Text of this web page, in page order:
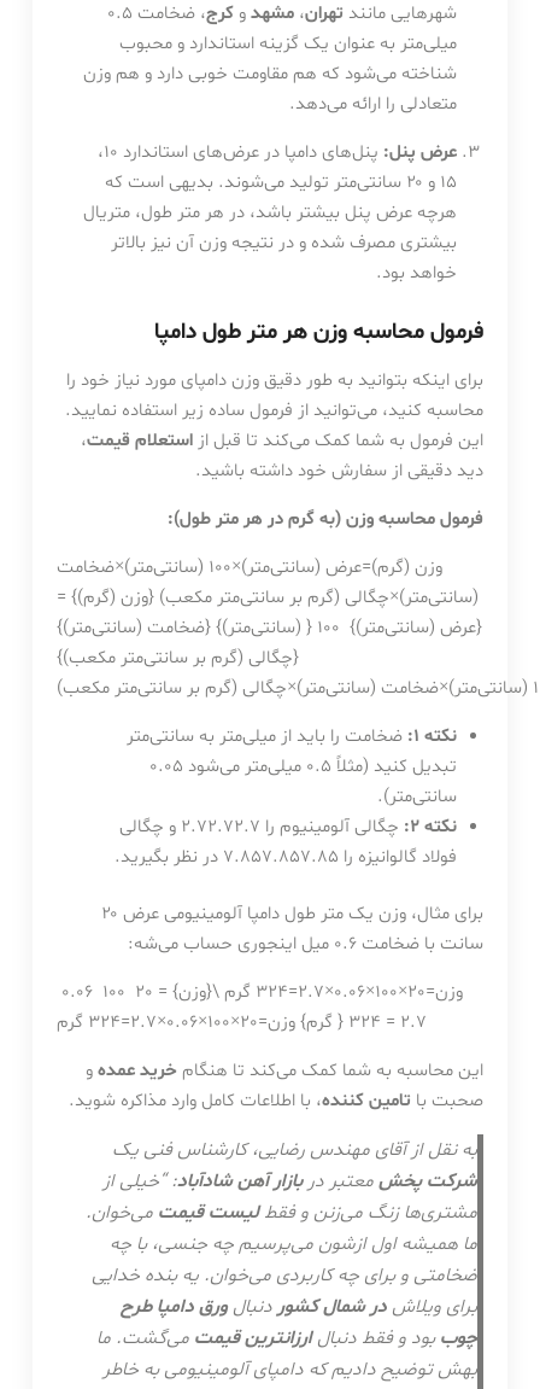
شهرهایی مانند تهران،مشهدوکرج
، ضخامت ۰.۵
میلی‌متر به عنوان یک گزینه استاندارد و محبوب
شناخته می‌شود که هم مقاومت خوبی دارد و هم وزن
متعادلی را ارائه می‌دهد.
عرض پنل:
پنل‌های دامپا در عرض‌های استاندارد ۱۰،
۱۵ و ۲۰ سانتی‌متر تولید می‌شوند. بدیهی است که
هرچه عرض پنل بیشتر باشد، در هر متر طول، متریال
بیشتری مصرف شده و در نتیجه وزن آن نیز بالاتر
خواهد بود.
فرمول محاسبه وزن هر متر طول دامپا
برای اینکه بتوانید به طور دقیق وزن دامپای مورد نیاز خود را
محاسبه کنید، می‌توانید از فرمول ساده زیر استفاده نمایید.
این فرمول به شما کمک می‌کند تا قبل از استعلام قیمت،
دید دقیقی از سفارش خود داشته باشید.
فرمول محاسبه وزن (به گرم در هر متر طول):
وزن (گرم)=عرض (سانتی‌متر)×100 (سانتی‌متر)×ضخامت
(سانتی‌متر)×چگالی (گرم بر سانتی‌متر مکعب) {وزن (گرم)} =
{عرض (سانتی‌متر)} 100 { (سانتی‌متر)} {ضخامت (سانتی‌متر)}
{چگالی (گرم بر سانتی‌متر مکعب)}
(سانتی‌متر)×ضخامت (سانتی‌متر)×چگالی (گرم بر سانتی‌متر مکعب)
نکته ۱:
ضخامت را باید از میلی‌متر به سانتی‌متر
تبدیل کنید (مثلاً ۰.۵ میلی‌متر می‌شود ۰.۰۵
سانتی‌متر).
نکته ۲:
چگالی آلومینیوم را 2.72.72.7
و چگالی
فولاد گالوانیزه را
7.857.857.85 در نظر بگیرید.
برای مثال، وزن یک متر طول دامپا آلومینیومی عرض ۲۰
سانت با ضخامت ۰.۶ میل اینجوری حساب می‌شه:
2.7 = 324 { گرم}
وزن=
20
×
100
×
0.06
×
2.7
=
324 گرم
این محاسبه به شما کمک می‌کند تا هنگام خرید عمدهو
صحبت با تامین کننده، با اطلاعات کامل وارد مذاکره شوید.
به نقل از آقای مهندس رضایی، کارشناس فنی یک
شرکت پخشمعتبر دربازار آهن شادآباد: “خیلی از
مشتری‌ها زنگ می‌زنن و فقطلیست قیمت می‌خوان.
ما همیشه اول ازشون می‌پرسیم چه جنسی، با چه
ضخامتی و برای چه کاربردی می‌خوان. یه بنده خدایی
برای ویلاش در شمال کشوردنبال ورق دامپا طرح
چوببود و فقط دنبالارزانترین قیمت می‌گشت. ما
بهش توضیح دادیم که دامپای آلومینیومی به خاطر